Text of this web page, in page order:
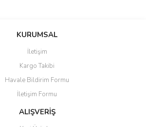
KURUMSAL
İletişim
Kargo Takibi
Havale Bildirim Formu
İletişim Formu
ALIŞVERİŞ